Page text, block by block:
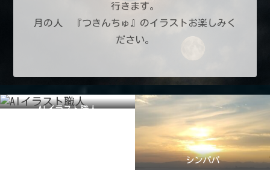
行きます。
月の人 『つきんちゅ』のイラストお楽しみく
ださい。
AIイラスト職人
シンパパ